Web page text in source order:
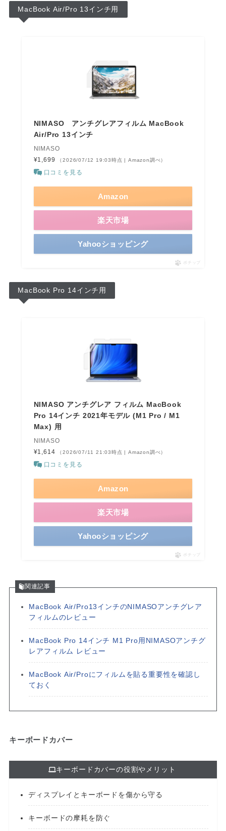
MacBook Air/Pro 13インチ用
NIMASO アンチグレアフィルム MacBook
Air/Pro 13インチ
NIMASO
¥1,699
（2026/07/12 19:03時点 | Amazon調べ）
口コミを見る
Amazon
楽天市場
Yahooショッピング
ポチップ
MacBook Pro 14インチ用
NIMASO アンチグレア フィルム MacBook
Pro 14インチ 2021年モデル (M1 Pro / M1
Max) 用
NIMASO
¥1,614
（2026/07/11 21:03時点 | Amazon調べ）
口コミを見る
Amazon
楽天市場
Yahooショッピング
ポチップ
関連記事
MacBook Air/Pro13インチのNIMASOアンチグレア
フィルムのレビュー
MacBook Pro 14インチ M1 Pro用NIMASOアンチグ
レアフィルム レビュー
MacBook Air/Proにフィルムを貼る重要性を確認し
ておく
キーボードカバー
キーボードカバーの役割やメリット
ディスプレイとキーボードを傷から守る
キーボードの摩耗を防ぐ